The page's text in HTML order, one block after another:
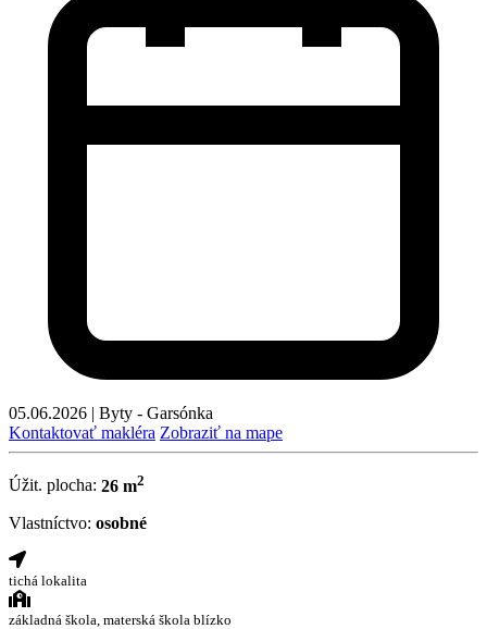
05.06.2026 | Byty - Garsónka
Kontaktovať makléra Zobraziť na mape
Úžit. plocha: 26 m2
Vlastníctvo: osobné
tichá lokalita
základná škola, materská škola blízko